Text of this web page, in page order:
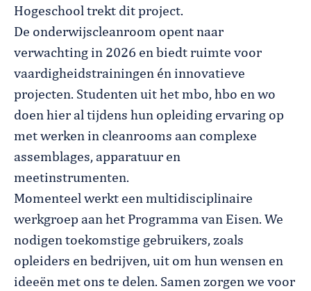
Hogeschool trekt dit project.
De onderwijscleanroom opent naar
verwachting in 2026 en biedt ruimte voor
vaardigheidstrainingen én innovatieve
projecten. Studenten uit het mbo, hbo en wo
doen hier al tijdens hun opleiding ervaring op
met werken in cleanrooms aan complexe
assemblages, apparatuur en
meetinstrumenten.
Momenteel werkt een multidisciplinaire
werkgroep aan het Programma van Eisen. We
nodigen toekomstige gebruikers, zoals
opleiders en bedrijven, uit om hun wensen en
ideeën met ons te delen. Samen zorgen we voor